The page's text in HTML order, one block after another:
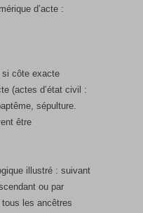
d’acte :
si côte exacte
(actes d’état civil :
sépulture.
être
illustré : suivant
ou par
les ancêtres